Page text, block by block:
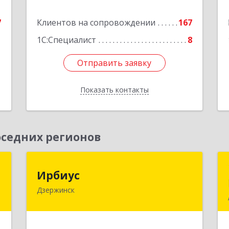
Клиентов на сопровождении
167
1С:Специалист
8
Отправить заявку
Показать контакты
Отправить заявку
Назад
регионов
Ирбиус
Дзержинск